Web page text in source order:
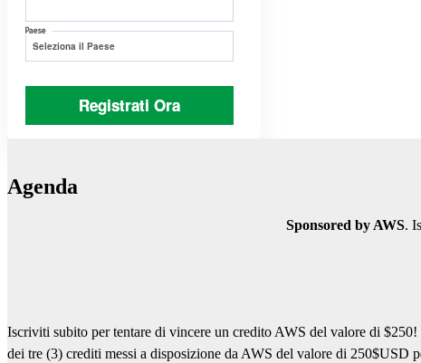
Paese
Registrati Ora
Agenda
Sponsored by AWS.
Iscriviti subito per tentare di vincere un credito AWS del valore di
dei tre (3) crediti messi a disposizione da AWS del valore di 250$USD